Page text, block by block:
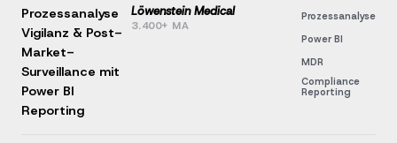
Prozessanalyse
Vigilanz & Post-
Market-
Surveillance mit
Power BI
Reporting
Löwenstein Medical
3.400+ MA
Prozessanalyse
Power BI
MDR
Compliance
Reporting